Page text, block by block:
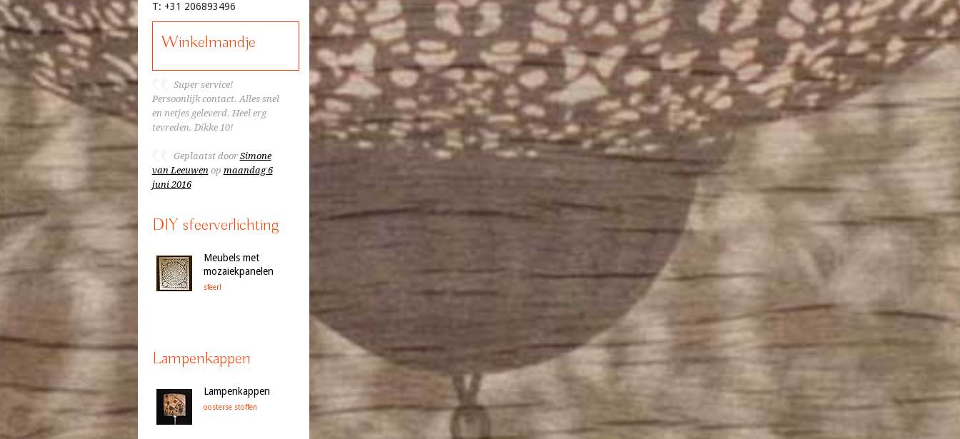
T: +31 206893496
Winkelmandje
Super service!
Persoonlijk contact. Alles snel
en netjes geleverd. Heel erg
tevreden. Dikke 10!
Geplaatst door Simone
van Leeuwenop maandag 6
juni 2016
DIY sfeerverlichting
Meubels met
mozaiekpanelen
sfeer!
Lampenkappen
Lampenkappen
oosterse stoffen